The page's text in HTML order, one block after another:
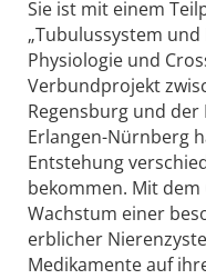
Sie ist mit einem
„Tubulussystem
Physiologie und
Verbundprojekt
Regensburg und
Erlangen-Nürnberg
Entstehung
bekommen. Mit
Wachstum einer
erblicher
Medikamente auf